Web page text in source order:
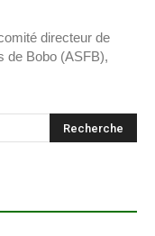
directeur de
de Bobo (ASFB),